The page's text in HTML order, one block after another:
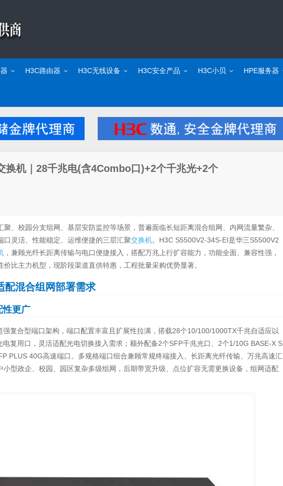
H3C路由器 H3C无线设备 H3C安全产品 H3C小贝 HPE服务器
换机｜28千兆电(含4Combo口)+2个千兆光+2个
、校园分支组网、基层安防监控等场景，普遍面临长短距离混合组网、内网流量繁杂、
口灵活、性能稳定、运维便捷的三层汇聚交换机。H3C S5500V2-34S-EI是华三S5500V2
，兼顾光纤长距离传输与电口便捷接入，搭配万兆上行扩容能力，功能全面、兼容性强，
比主力机型，现阶段渠道直供特惠，工程批量采购优势显著。
配混合组网部署需求
性更广
复合型端口架构，端口配置丰富且扩展性拉满，搭载28个10/100/1000TX千兆自适应以
复用口，灵活适配光电切换接入需求；额外配备2个SFP千兆光口、2个1/10G BASE-X S
PLUS 40G高速端口。多规格端口组合兼顾常规终端接入、长距离光纤传输、万兆高速汇
型政企、校园、园区复杂多级组网，后期带宽升级、点位扩容无需更换设备，组网适配